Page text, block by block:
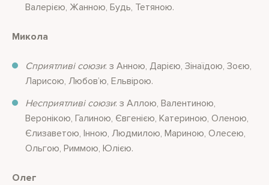
Валерією, Жанною, Будь, Тетяною.
Микола
Сприятливі союзи: з Анною, Дарією, Зінаїдою, Зоєю,
Ларисою, Любов’ю, Ельвірою.
Несприятливі союзи: з Аллою, Валентиною,
Веронікою, Галиною, Євгенією, Катериною, Оленою,
Єлизаветою, Інною, Людмилою, Мариною, Олесею,
Ольгою, Риммою, Юлією.
Олег